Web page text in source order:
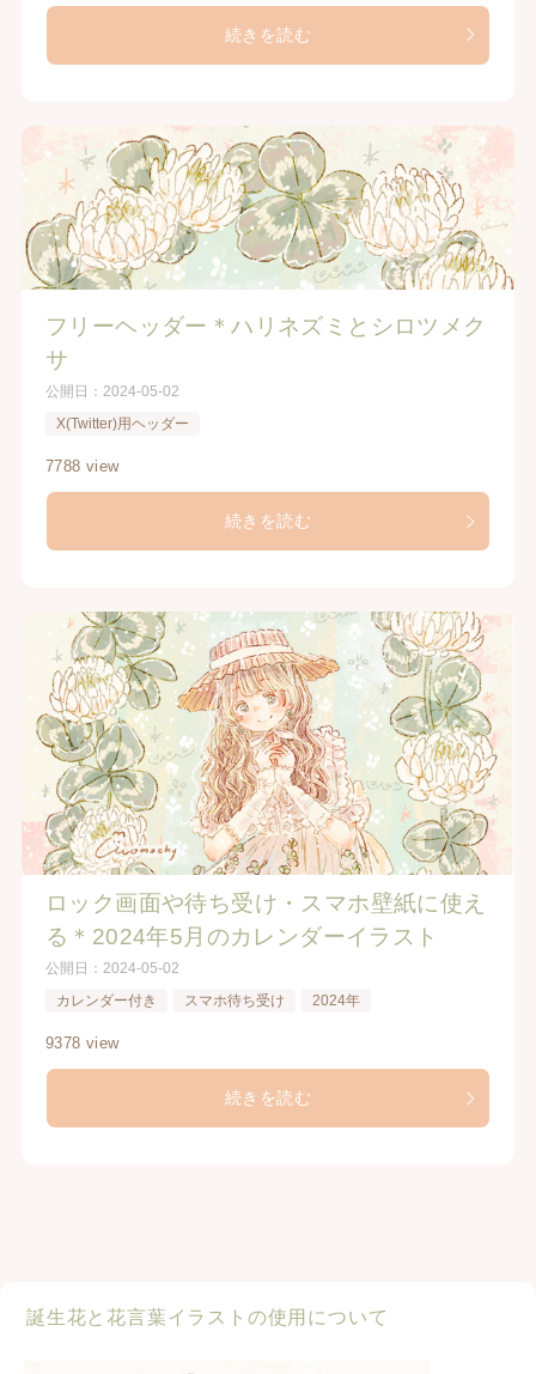
続きを読む
フリーヘッダー＊ハリネズミとシロツメク
サ
公開日： 2024-05-02
X(Twitter)用ヘッダー
7788 view
続きを読む
ロック画面や待ち受け・スマホ壁紙に使え
る＊2024年5月のカレンダーイラスト
公開日： 2024-05-02
カレンダー付き
スマホ待ち受け 2024年
9378 view
続きを読む
誕生花と花言葉イラストの使用について